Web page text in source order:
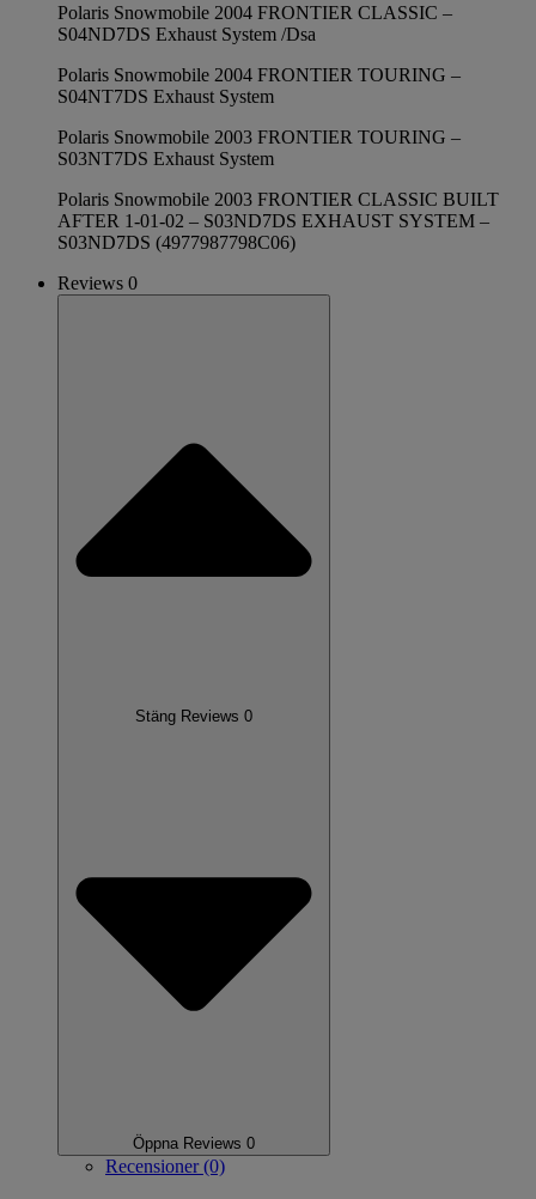
Polaris Snowmobile 2004 FRONTIER CLASSIC –
S04ND7DS Exhaust System /Dsa
Polaris Snowmobile 2004 FRONTIER TOURING –
S04NT7DS Exhaust System
Polaris Snowmobile 2003 FRONTIER TOURING –
S03NT7DS Exhaust System
Polaris Snowmobile 2003 FRONTIER CLASSIC BUILT
AFTER 1-01-02 – S03ND7DS EXHAUST SYSTEM –
S03ND7DS (4977987798C06)
Reviews 0
Stäng Reviews 0
Öppna Reviews 0
Recensioner (0)